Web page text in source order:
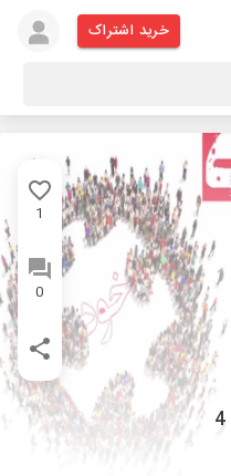
خرید اشتراک
1
0